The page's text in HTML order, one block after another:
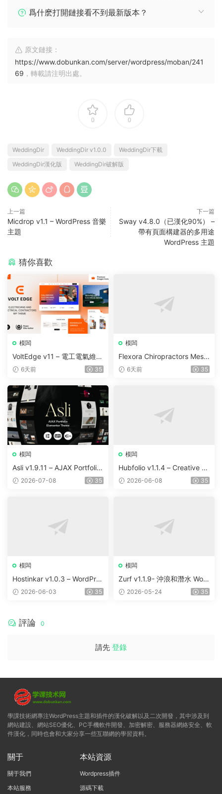
爲什麽打開鏈接看不到最新版本？
原文鏈接：
https://www.dobunkan.com/server/wordpress/moban/241
69 ，轉載請注明出處。
0 0
WeddingDir WeddingDir v1.0.0
WeddingDir下載
WeddingDir漢化版
WeddingDir破解版
上一篇
Micdrop v1.1 – WordPress 音樂
主題
下一篇
Sway v4.8.0（已漢化90%） –
帶有頁面構建器的多用途
WordPress 主題
猜你喜歡
模闆
VoltEdge v11 – 電工電氣維修
WordPress 主題
6天前 35
模闆
Flexora Chiropractors Mess
age and Physical Therapist
6天前 35
模闆
Asli v1.9.11 – AJAX Portfolio
Elementor WordPress Them
2026-07-08 35
模闆
Hubfolio v1.1.4 – Creative P
ortfolio & Digital Agency Wo
2026-06-08 35
模闆
Hostinkar v1.0.3 – WordPres
s & WHMCS 主題
2026-06-03 35
模闆
Zurf v1.1.9- 沖浪和潛水 Wor
dPress主題
2026-05-24 35
評論 0
請先 登錄
學課技術網專注WordPress主題和插件的漢化破解以及二次開發，其中涉及到
網站建設、網站SEO優化、PC手機軟件開發、加密解密、服務器網絡安全、軟
件漢化，同時也會和大家分享一些互聯網的學習資料。
關于
關于我們
本站服務
本站資源
Wordpress插件
源碼下載